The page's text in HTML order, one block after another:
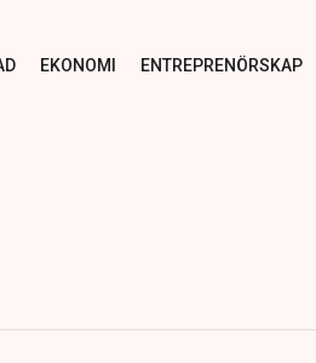
EKONOMI ENTREPRENÖRSKAP